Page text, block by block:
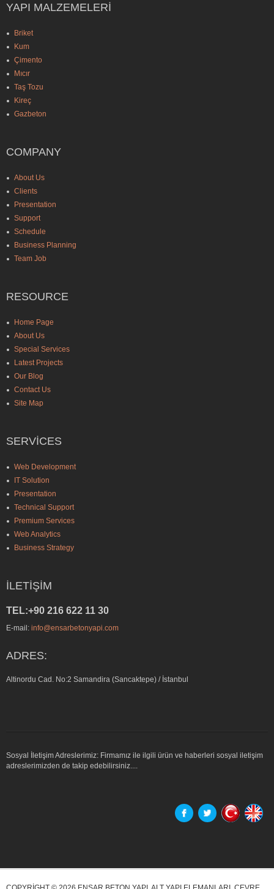
YAPI MALZEMELERI
Briket
Kum
Çimento
Mıcır
Taş Tozu
Kireç
Gazbeton
COMPANY
About Us
Clients
Presentation
Support
Schedule
Business Planning
Team Job
RESOURCE
Home Page
About Us
Special Services
Latest Projects
Our Blog
Contact Us
Site Map
SERVICES
Web Development
IT Solution
Presentation
Technical Support
Premium Services
Web Analytics
Business Strategy
İLETIŞIM
TEL:+90 216 622 11 30
E-mail: info@ensarbetonyapi.com
ADRES:
Altinordu Cad. No:2 Samandira (Sancaktepe) / İstanbul
Sosyal İletişim Adreslerimiz: Firmamız ile ilgili ürün ve haberleri sosyal iletişim
adreslerimizden de takip edebilirsiniz....